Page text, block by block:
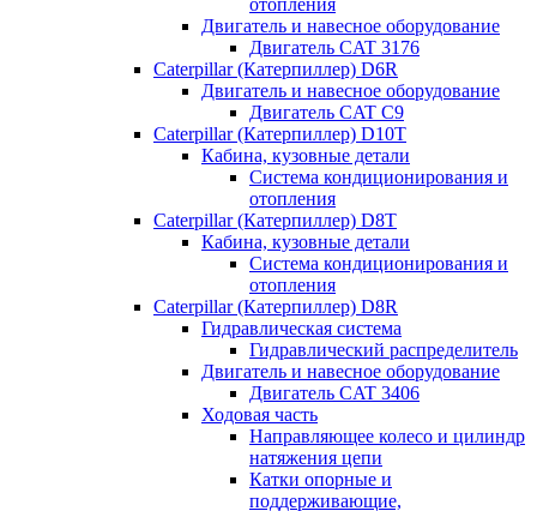
отопления
Двигатель и навесное оборудование
Двигатель CAT 3176
Caterpillar (Катерпиллер) D6R
Двигатель и навесное оборудование
Двигатель CAT C9
Caterpillar (Катерпиллер) D10T
Кабина, кузовные детали
Система кондиционирования и
отопления
Caterpillar (Катерпиллер) D8T
Кабина, кузовные детали
Система кондиционирования и
отопления
Caterpillar (Катерпиллер) D8R
Гидравлическая система
Гидравлический распределитель
Двигатель и навесное оборудование
Двигатель CAT 3406
Ходовая часть
Направляющее колесо и цилиндр
натяжения цепи
Катки опорные и
поддерживающие,